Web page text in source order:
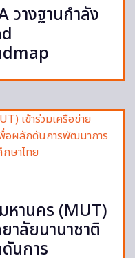
วางฐานกำลัง
หานคร (MUT)
าลัยนานาชาติ
นการ